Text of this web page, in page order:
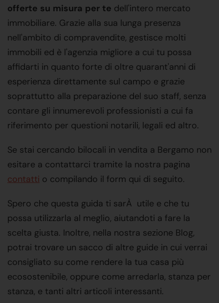
offerte su misura per te dell'intero mercato
immobiliare. Grazie alla sua lunga presenza
nell'ambito di compravendite, gestisce molti
immobili ed è l'agenzia migliore a cui tu possa
affidarti in quanto forte di oltre quarant'anni di
esperienza direttamente sul campo e grazie
soprattutto alla preparazione del suo staff, senza
contare gli innumerevoli professionisti a cui fa
riferimento per questioni notarili, legali ed altro.
Se stai cercando bilocali in vendita a Bergamo non
esitare a contattarci tramite la nostra pagina
contatti o compilando il form qui di seguito.
Spero che questa guida ti sarÀ utile e che tu
possa utilizzarla al meglio, aiutandoti a fare la
scelta giusta. Inoltre, nella nostra sezione Blog,
potrai trovare un sacco di altre guide in cui verrai
consigliato su come rendere la tua casa più
ecosostenibile, oppure come arredarla, stanza per
stanza, e tanti altri articoli interessanti.